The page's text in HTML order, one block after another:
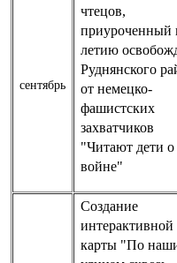
сентябрь
чтецов,
приуроченный
летию
Руднянского
от немецко-
фашистских
захватчиков
"Читают дети о
войне"
Создание
интерактивной
карты "По